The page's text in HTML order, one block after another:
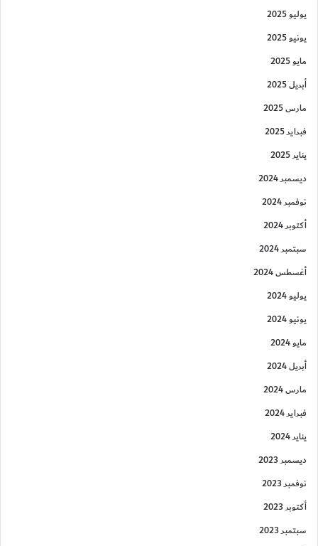
يوليو 2025
يونيو 2025
مايو 2025
أبريل 2025
مارس 2025
فبراير 2025
يناير 2025
ديسمبر 2024
نوفمبر 2024
أكتوبر 2024
سبتمبر 2024
أغسطس 2024
يوليو 2024
يونيو 2024
مايو 2024
أبريل 2024
مارس 2024
فبراير 2024
يناير 2024
ديسمبر 2023
نوفمبر 2023
أكتوبر 2023
سبتمبر 2023